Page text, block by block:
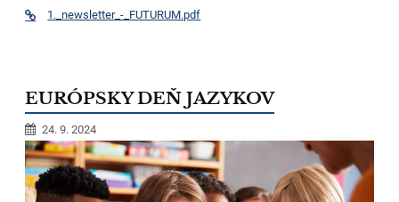
1._newsletter_-_FUTURUM.pdf
EURÓPSKY DEŇ JAZYKOV
24. 9. 2024